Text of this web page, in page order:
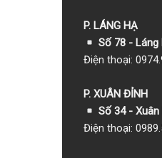
P. LÁNG HẠ
Số 78 - Láng
Điện thoại:
P. XUÂN ĐỈNH
Số 34 -
Điện thoại: